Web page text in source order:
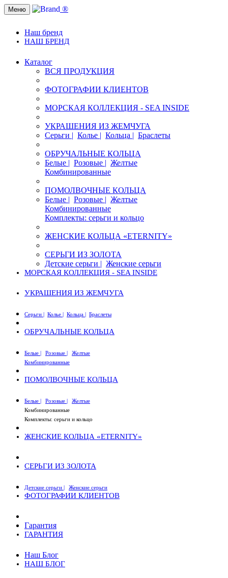
Меню ®
Наш бренд
НАШ БРЕНД
Каталог
ВСЯ ПРОДУКЦИЯ
ФОТОГРАФИИ КЛИЕНТОВ
МОРСКАЯ КОЛЛЕКЦИЯ - SEA INSIDE
УКРАШЕНИЯ ИЗ ЖЕМЧУГА
Серьги | Колье | Кольца | Браслеты
ОБРУЧАЛЬНЫЕ КОЛЬЦА
Белые | Розовые | Желтые
Комбинированные
ПОМОЛВОЧНЫЕ КОЛЬЦА
Белые | Розовые | Желтые
Комбинированные
Комплекты: серьги и кольцо
ЖЕНСКИЕ КОЛЬЦА «ETERNITY»
СЕРЬГИ ИЗ ЗОЛОТА
Детские серьги | Женские серьги
МОРСКАЯ КОЛЛЕКЦИЯ - SEA INSIDE
УКРАШЕНИЯ ИЗ ЖЕМЧУГА
Серьги | Колье | Кольца | Браслеты
ОБРУЧАЛЬНЫЕ КОЛЬЦА
Белые | Розовые |
Желтые
Комбинированные
ПОМОЛВОЧНЫЕ КОЛЬЦА
Белые | Розовые |
Желтые
Комбинированные
Комплекты: серьги и кольцо
ЖЕНСКИЕ КОЛЬЦА «ETERNITY»
СЕРЬГИ ИЗ ЗОЛОТА
Детские серьги | Женские серьги
ФОТОГРАФИИ КЛИЕНТОВ
Гарантия
ГАРАНТИЯ
Наш Блог
НАШ БЛОГ